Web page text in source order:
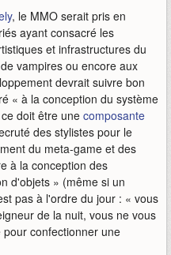
, le MMO serait pris en
ayant consacré les
et infrastructures du
vampires ou encore aux
devrait suivre bon
« à la conception du système
doit être une composante
des stylistes pour le
du meta-game et des
à la conception des
d'objets » (même si un
pas à l'ordre du jour : « vous
de la nuit, vous ne vous
confectionner une